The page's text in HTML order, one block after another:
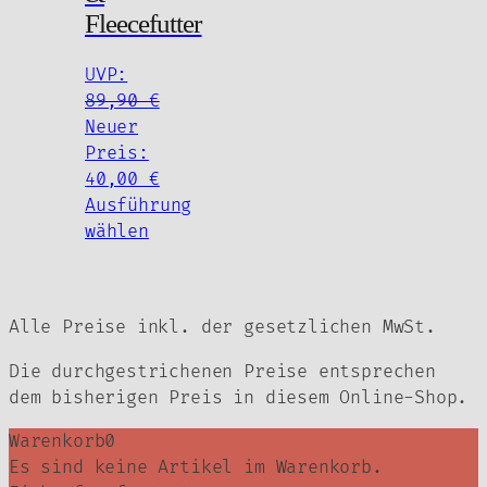
Fleecefutter
UVP:
89,90€
Ursprünglicher
Preis
war:
89,90 €
Neuer
Preis:
40,00 €Aktueller
Preis
Ausführung
wählenDieses
Varianten
auf.
Die
auf
Alle Preise inkl. der gesetzlichen MwSt.
Die durchgestrichenen Preise entsprechen
dem bisherigen Preis in diesem Online-Shop.
Warenkorb0
Es sind keine Artikel im Warenkorb.